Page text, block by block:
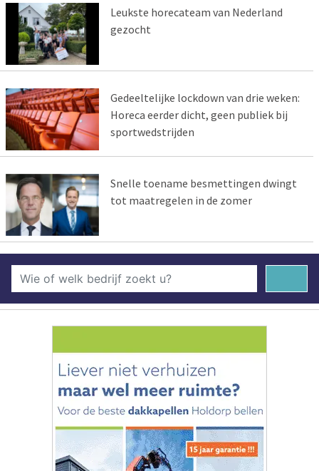
Leukste horecateam van Nederland
gezocht
Gedeeltelijke lockdown van drie weken:
Horeca eerder dicht, geen publiek bij
sportwedstrijden
Snelle toename besmettingen dwingt
tot maatregelen in de zomer